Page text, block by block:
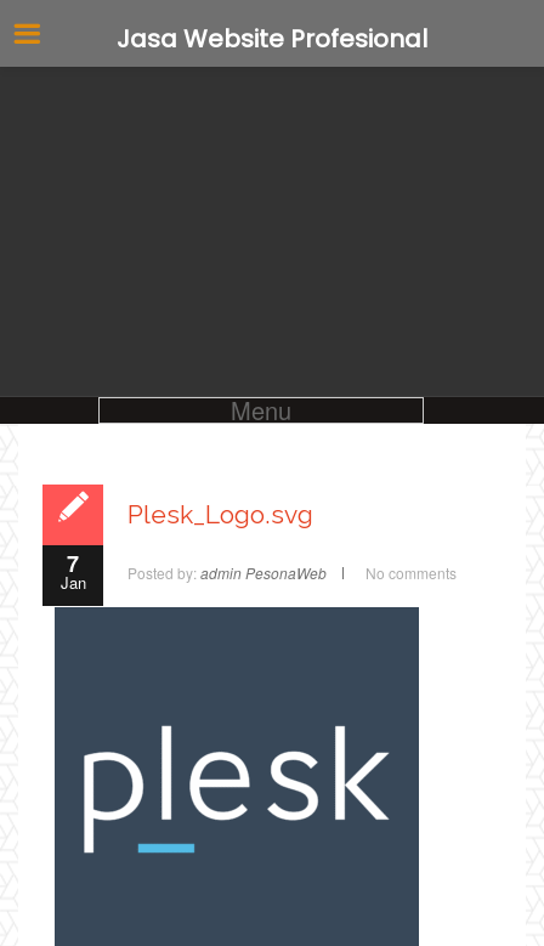
Menu
7
Jan
Plesk_Logo.svg
Posted by: admin PesonaWeb No comments
Jasa Website Profesional